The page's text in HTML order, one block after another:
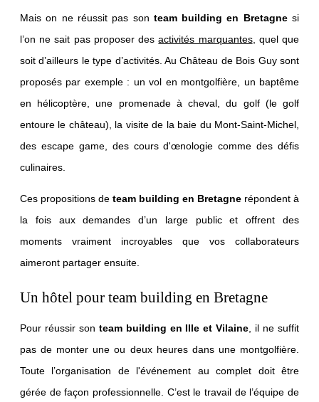
Mais on ne réussit pas son team building en Bretagnesi
l’on ne sait pas proposer desactivités marquantes, quel que
soit d’ailleurs le type d’activités. Au Château de Bois Guy sont
proposés par exemple : un vol en montgolfière, un baptême
en hélicoptère, une promenade à cheval, du golf (le golf
entoure le château), la visite de la baie du Mont-Saint-Michel,
des escape game, des cours d'œnologie comme des défis
culinaires.
Ces propositions de team building en Bretagne répondent à
la fois aux demandes d’un large public et offrent des
moments vraiment incroyables que vos collaborateurs
aimeront partager ensuite.
Un hôtel pour team building en Bretagne
Pour réussir son team building en Ille et Vilaine , il ne suffit
pas de monter une ou deux heures dans une montgolfière.
Toute l’organisation de l'événement au complet doit être
gérée de façon professionnelle. C’est le travail de l’équipe de